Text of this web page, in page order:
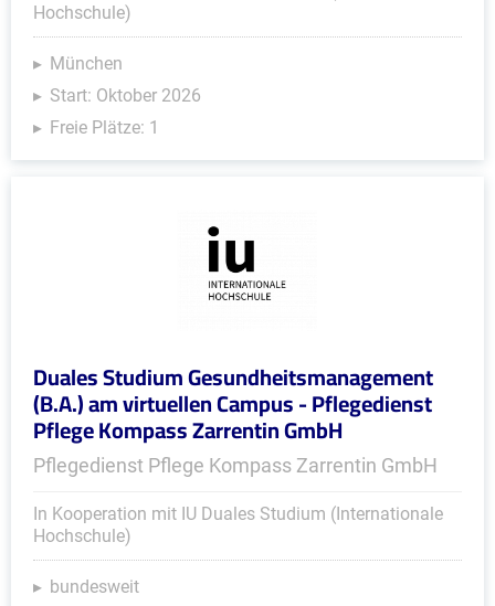
Hochschule)
München
Start: Oktober 2026
Freie Plätze: 1
Duales Studium Gesundheitsmanagement
(B.A.) am virtuellen Campus - Pflegedienst
Pflege Kompass Zarrentin GmbH
Pflegedienst Pflege Kompass Zarrentin GmbH
In Kooperation mit IU Duales Studium (Internationale
Hochschule)
bundesweit